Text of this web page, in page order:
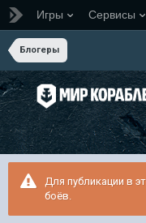
Игры Сервисы
Блогеры
Для публикации в
боёв.